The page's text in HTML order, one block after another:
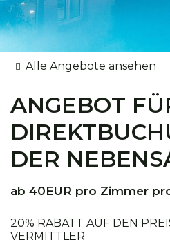
Alle Angebote ansehen
ANGEBOT
DER
ab 40EUR pro Zimmer
20% RABATT AUF DEN
VERMITTLER